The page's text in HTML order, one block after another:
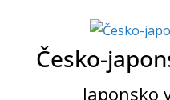
Česko-
Japonsko